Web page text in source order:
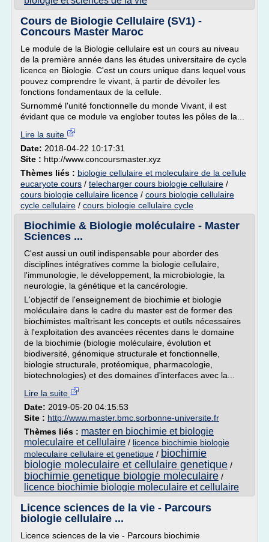
Cours de Biologie Cellulaire (SV1) -
Concours Master Maroc
Le module de la Biologie cellulaire est un cours au niveau
de la première année dans les études universitaire de cycle
licence en Biologie. C'est un cours unique dans lequel vous
pouvez comprendre le vivant, à partir de dévoiler les
fonctions fondamentaux de la cellule.
Surnommé l'unité fonctionnelle du monde Vivant, il est
évidant que ce module va englober toutes les pôles de la...
Lire la suite
Date: 2018-04-22 10:17:31
Site : http://www.concoursmaster.xyz
Thèmes liés : biologie cellulaire et moleculaire de la cellule
eucaryote cours / telecharger cours biologie cellulaire /
cours biologie cellulaire licence / cours biologie cellulaire
cycle cellulaire / cours biologie cellulaire cycle
Biochimie & Biologie moléculaire - Master
Sciences ...
C'est aussi un outil indispensable pour aborder des
disciplines intégratives comme la biologie cellulaire,
l'immunologie, le développement, la microbiologie, la
neurologie, la génétique et la cancérologie.
L'objectif de l'enseignement de biochimie et biologie
moléculaire dans le cadre du master est de former des
biochimistes maîtrisant les concepts et outils nécessaires
à l'exploitation des avancées récentes dans le domaine
de la biochimie (biologie moléculaire, évolution et
biodiversité, génomique structurale et fonctionnelle,
biologie structurale, protéomique, pharmacologie,
biotechnologies) et des domaines d'interfaces avec la...
Lire la suite
Date: 2019-05-20 04:15:53
Site : http://www.master.bmc.sorbonne-universite.fr
Thèmes liés : master en biochimie et biologie
moleculaire et cellulaire / licence biochimie biologie
moleculaire cellulaire et genetique / biochimie
biologie moleculaire et cellulaire genetique /
biochimie genetique biologie moleculaire /
licence biochimie biologie moleculaire et cellulaire
Licence sciences de la vie - Parcours
biologie cellulaire ...
Licence sciences de la vie - Parcours biochimie